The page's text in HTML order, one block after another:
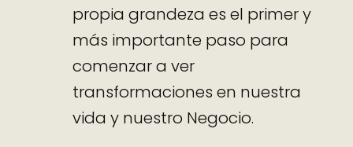
propia grandeza es el primer y
más importante paso para
comenzar a ver
transformaciones en nuestra
vida y nuestro Negocio.